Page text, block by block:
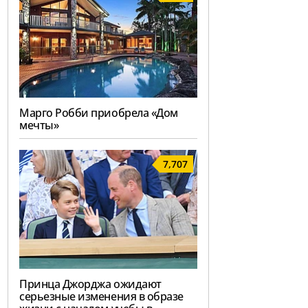
Марго Робби приобрела «Дом
мечты»
7,707
Принца Джорджа ожидают
серьезные изменения в образе